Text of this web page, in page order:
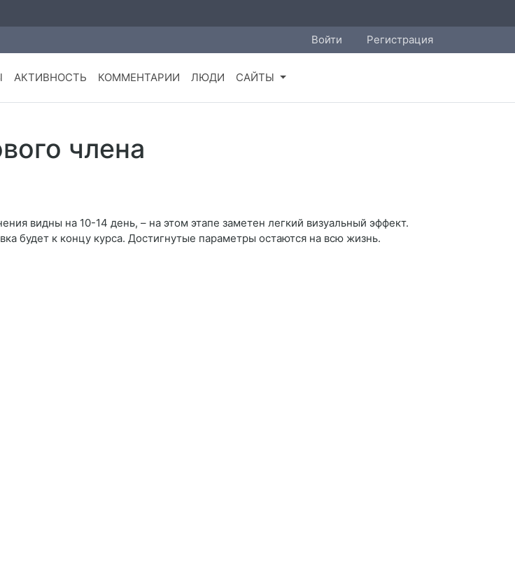
Войти Регистрация
АКТИВНОСТЬ КОММЕНТАРИИ ЛЮДИ САЙТЫ
члена
видны на 10-14 день, – на этом этапе заметен легкий визуальный эффект.
будет к концу курса. Достигнутые параметры остаются на всю жизнь.